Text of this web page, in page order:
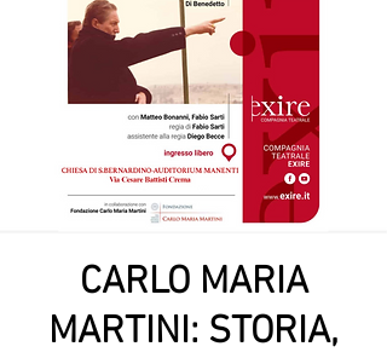
CARLO MARIA
MARTINI: STORIA,